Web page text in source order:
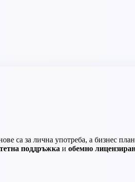
са за лична употреба, а бизнес
поддръжка и обемно